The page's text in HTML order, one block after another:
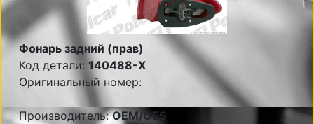
Фонарь задний (прав)
Код детали: 140488-X
Оригинальный номер:
Производитель:OEM/OES